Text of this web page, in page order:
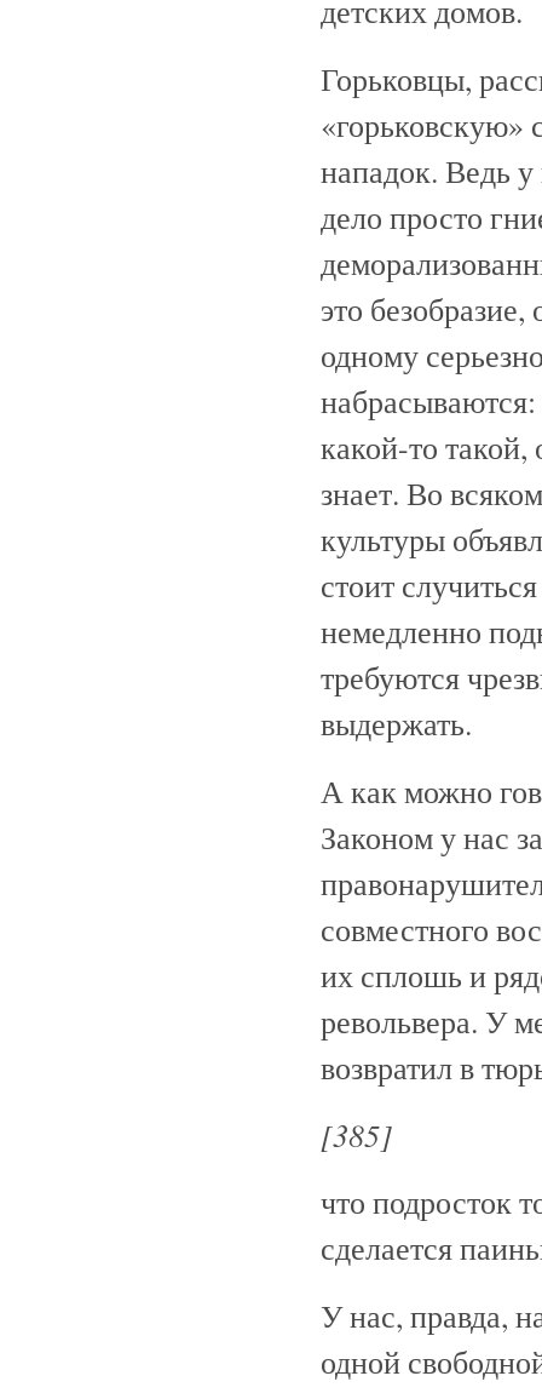
детских домов.
Горьковцы,
«горьковскую»
нападок. Ведь у
дело просто
это
одному
какой-то
знает. Во
культуры
стоит
немедленно
требуются
выдержать.
А как можно
Законом у нас
совместного
их сплошь и
револьвера. У
возвратил в
[385]
что подросток
сделается
У нас, правда,
одной